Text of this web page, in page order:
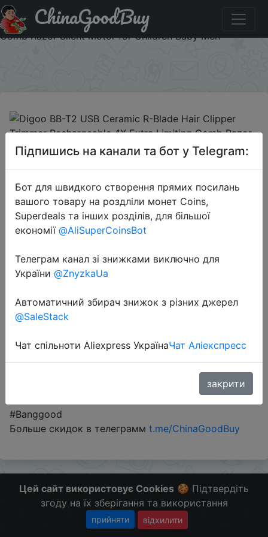
Код на знижку `T21399` Digoo BB-T2 USB Ceramic R-
Blade Hair Clipper Trimmer Rechargeable 4X Extra Limiting
Comb Razor Silent Motor for Children Baby Men
ChinaGoodBuy
2019-02-09
Digoo BB-T2 USB Ceramic R-Blade
Hair Clipper Trimmer Rechargeable
4X Extra Limiting Comb Razor Silent
Motor for Children Baby Men
$13.99
Промокод:"`T21399`"
Перейти до магазину
#Banggood
Больше скидок в телеграмм t.me/ChinaGoodBuy
Цей сайт використовує Cookies 🍪 Підтвердіть
згоду на їх зберігання та використання
прийняти відхилити
Підпишись на канали та бот у Telegram:
Бот для швидкого створення прямих посилань
вашого товару на роздліли монет Coins,
Superdeals та інших розділів, для більшої
економії @AliSuperCoinsBot
Телеграм канал зі знижками виключно для
України @ZnyzkaUa
Автоматичний збирач знижок з різних джерел
@SaleStack
Чат спільноти Aliexpress УкраїнаЧат Аліекспресс
закрити